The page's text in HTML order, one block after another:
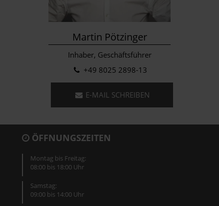
Martin Pötzinger
Inhaber, Geschäftsführer
+49 8025 2898-13
E-MAIL SCHREIBEN
ÖFFNUNGSZEITEN
Montag bis Freitag:
08:00 bis 18:00 Uhr
Samstag:
09:00 bis 14:00 Uhr